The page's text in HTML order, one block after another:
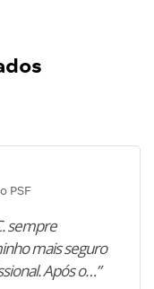
PSF
sempre
mais seguro
Após o…”